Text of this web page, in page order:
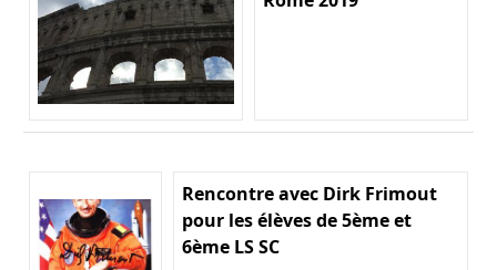
Rencontre avec Dirk Frimout
pour les élèves de 5ème et
6ème LS SC